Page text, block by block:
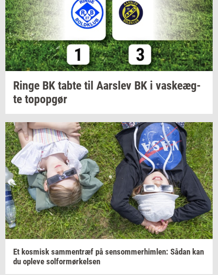
Ringe BK tabte til Aars­lev BK i va­ske­æg­
te topop­gør
Et kos­misk sam­men­træf på sen­som­mer­him­len: Sådan kan
du op­le­ve sol­for­mør­kel­sen